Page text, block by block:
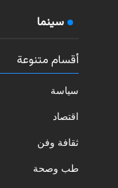
سينما
أقسام متنوعة
سياسة
اقتصاد
ثقافة وفن
طب وصحة